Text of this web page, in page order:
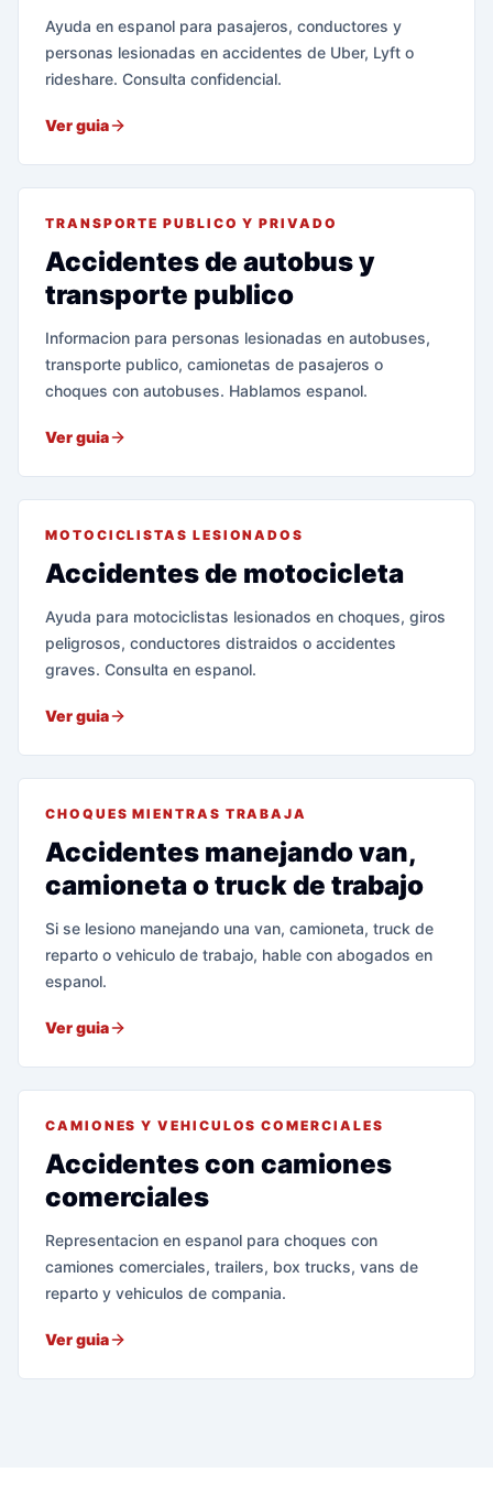
Ayuda en espanol para pasajeros, conductores y
personas lesionadas en accidentes de Uber, Lyft o
rideshare. Consulta confidencial.
Ver guia
TRANSPORTE PUBLICO Y PRIVADO
Accidentes de autobus y
transporte publico
Informacion para personas lesionadas en autobuses,
transporte publico, camionetas de pasajeros o
choques con autobuses. Hablamos espanol.
Ver guia
MOTOCICLISTAS LESIONADOS
Accidentes de motocicleta
Ayuda para motociclistas lesionados en choques, giros
peligrosos, conductores distraidos o accidentes
graves. Consulta en espanol.
Ver guia
CHOQUES MIENTRAS TRABAJA
Accidentes manejando van,
camioneta o truck de trabajo
Si se lesiono manejando una van, camioneta, truck de
reparto o vehiculo de trabajo, hable con abogados en
espanol.
Ver guia
CAMIONES Y VEHICULOS COMERCIALES
Accidentes con camiones
comerciales
Representacion en espanol para choques con
camiones comerciales, trailers, box trucks, vans de
reparto y vehiculos de compania.
Ver guia